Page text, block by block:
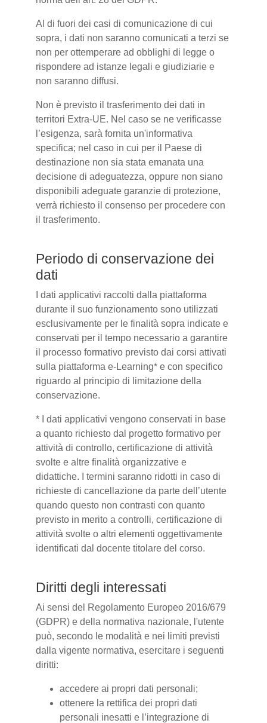
Al di fuori dei casi di comunicazione di cui
sopra, i dati non saranno comunicati a terzi se
non per ottemperare ad obblighi di legge o
rispondere ad istanze legali e giudiziarie e
non saranno diffusi.
Non è previsto il trasferimento dei dati in
territori Extra-UE. Nel caso se ne verificasse
l’esigenza, sarà fornita un'informativa
specifica; nel caso in cui per il Paese di
destinazione non sia stata emanata una
decisione di adeguatezza, oppure non siano
disponibili adeguate garanzie di protezione,
verrà richiesto il consenso per procedere con
il trasferimento.
Periodo di conservazione dei
dati
I dati applicativi raccolti dalla piattaforma
durante il suo funzionamento sono utilizzati
esclusivamente per le finalità sopra indicate e
conservati per il tempo necessario a garantire
il processo formativo previsto dai corsi attivati
sulla piattaforma e-Learning* e con specifico
riguardo al principio di limitazione della
conservazione.
* I dati applicativi vengono conservati in base
a quanto richiesto dal progetto formativo per
attività di controllo, certificazione di attività
svolte e altre finalità organizzative e
didattiche. I termini saranno ridotti in caso di
richieste di cancellazione da parte dell’utente
quando questo non contrasti con quanto
previsto in merito a controlli, certificazione di
attività svolte o altri elementi oggettivamente
identificati dal docente titolare del corso.
Diritti degli interessati
Ai sensi del Regolamento Europeo 2016/679
(GDPR) e della normativa nazionale, l'utente
può, secondo le modalità e nei limiti previsti
dalla vigente normativa, esercitare i seguenti
diritti:
accedere ai propri dati personali;
ottenere la rettifica dei propri dati
personali inesatti e l’integrazione di